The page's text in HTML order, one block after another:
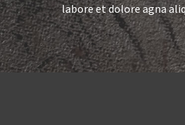
labore et dolore agna